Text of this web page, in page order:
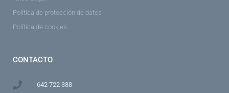
Política de protección de datos
Política de cookies
CONTACTO
642 722 388